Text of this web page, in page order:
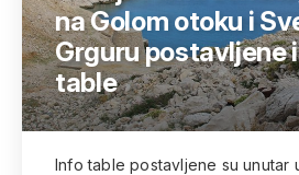
na Golom otoku i
Grguru postavljene
table
Info table postavljene su unutar